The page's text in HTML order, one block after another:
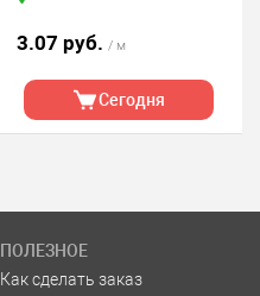
3.07 руб. / м
Сегодня
ПОЛЕЗНОЕ
Как сделать заказ